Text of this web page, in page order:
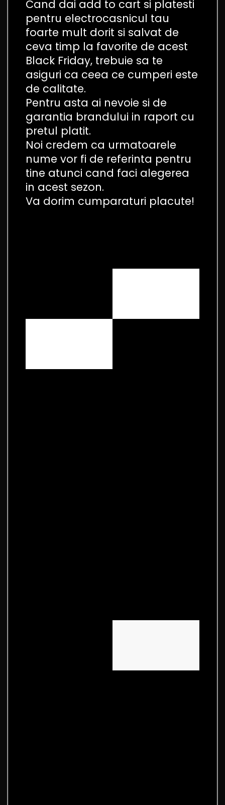
Cand dai add to cart si platesti
pentru electrocasnicul tau
foarte mult dorit si salvat de
ceva timp la favorite de acest
Black Friday, trebuie sa te
asiguri ca ceea ce cumperi este
de calitate.
Pentru asta ai nevoie si de
garantia brandului in raport cu
pretul platit.
Noi credem ca urmatoarele
nume vor fi de referinta pentru
tine atunci cand faci alegerea
in acest sezon.
Va dorim cumparaturi placute!